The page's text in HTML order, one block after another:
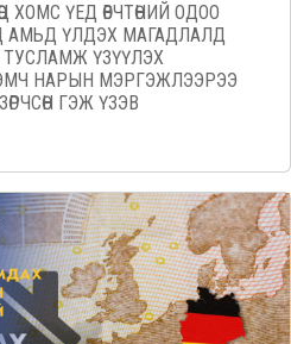
ХОМС ҮЕД ӨВЧТӨНИЙ ОДОО
АМЬД ҮЛДЭХ МАГАДЛАЛД
ҮЗҮҮЛЭХ
НАРЫН МЭРГЭЖЛЭЭРЭЭ
ГЭЖ ҮЗЭВ